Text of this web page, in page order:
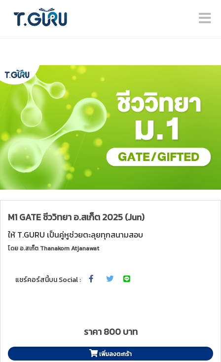
M1 GATE ชีววิทยา อ.สเก็ต 2025 (Jun)
ให้ T.GURU เป็นคู่หูช่วยตะลุยทุกสนามสอบ
โดยอ.สเก็ต Thanakorn Atjanawat
แชร์คอร์สนี้บน Social :
ราคา 800 บาท
เพิ่มลงตะกร้า